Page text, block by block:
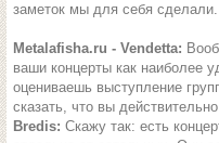
заметок мы для себя сделали.
Metalafisha.ru - Vendetta:
ваши концерты как наиболее
оцениваешь выступление
сказать, что вы
Bredis: Скажу так: есть